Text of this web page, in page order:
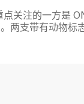
关注的一方是
两支带有动物标